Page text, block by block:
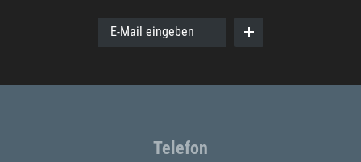
E-Mail eingeben
Telefon